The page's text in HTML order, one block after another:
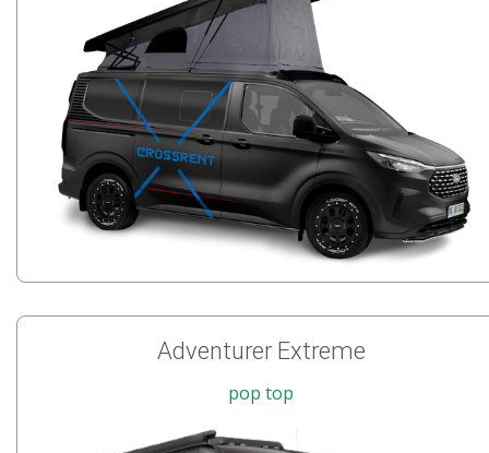
Adventurer Extreme
pop top